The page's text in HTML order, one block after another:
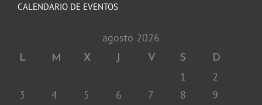
CALENDARIO DE EVENTOS
agosto 2026
L M X J V S D
1
2
3
4 5 6 7 8
9